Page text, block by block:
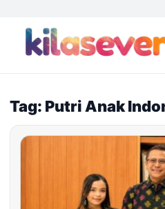
content
Tag: Putri Anak